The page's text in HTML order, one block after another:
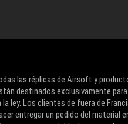
las réplicas de Airsoft y
destinados exclusivamente
ley. Los clientes de fuera de
entregar un pedido del material